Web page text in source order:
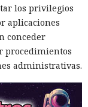
los privilegios
aplicaciones
conceder
procedimientos
administrativas.